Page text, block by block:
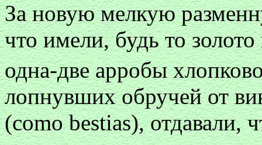
За новую мелкую
что имели, будь то
одна-две арробы
лопнувших обручей от
(como bestias), отдавали,